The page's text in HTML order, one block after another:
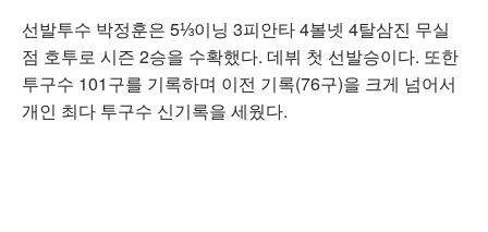
선발투수 박정훈은 5⅓이닝 3피안타 4볼넷 4탈삼진 무실
점 호투로 시즌 2승을 수확했다. 데뷔 첫 선발승이다. 또한
투구수 101구를 기록하며 이전 기록(76구)을 크게 넘어서
개인 최다 투구수 신기록을 세웠다.